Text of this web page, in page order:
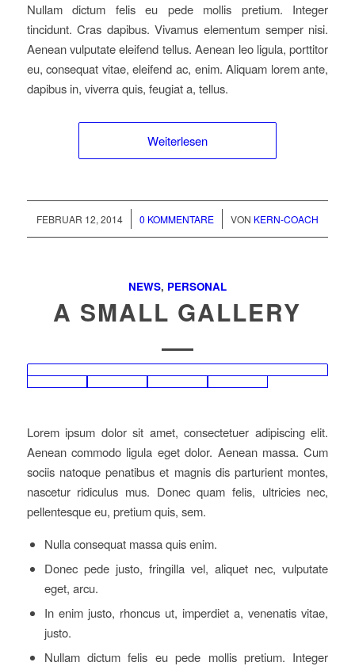
Nullam dictum felis eu pede mollis pretium. Integer
tincidunt. Cras dapibus. Vivamus elementum semper nisi.
Aenean vulputate eleifend tellus. Aenean leo ligula, porttitor
eu, consequat vitae, eleifend ac, enim. Aliquam lorem ante,
dapibus in, viverra quis, feugiat a, tellus.
Weiterlesen
FEBRUAR 12, 2014
/ 0 KOMMENTARE
/ VON KERN-COACH
NEWS, PERSONAL
A SMALL GALLERY
Lorem ipsum dolor sit amet, consectetuer adipiscing elit.
Aenean commodo ligula eget dolor. Aenean massa. Cum
sociis natoque penatibus et magnis dis parturient montes,
nascetur ridiculus mus. Donec quam felis, ultricies nec,
pellentesque eu, pretium quis, sem.
Nulla consequat massa quis enim.
Donec pede justo, fringilla vel, aliquet nec, vulputate
eget, arcu.
In enim justo, rhoncus ut, imperdiet a, venenatis vitae,
justo.
Nullam dictum felis eu pede mollis pretium. Integer